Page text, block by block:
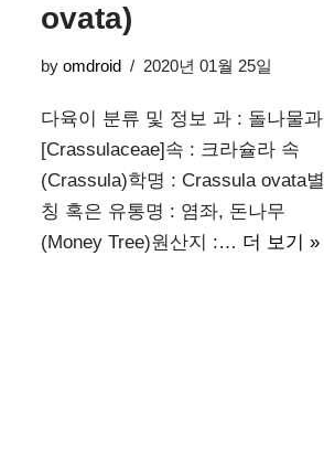
ovata)
by omdroid 2020년 01월 25일
다육이 분류 및 정보 과 : 돌나물과
[Crassulaceae]속 : 크라슐라 속
(Crassula)학명 : Crassula ovata별
칭 혹은 유통명 : 염좌, 돈나무
(Money Tree)원산지 :… 더 보기 »